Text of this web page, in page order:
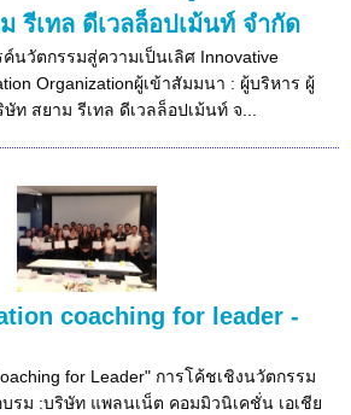
รีเทล ดีเวลล็อปเม้นท์ จำกัด
นวัตกรรมสู่ความเป็นเลิศ Innovative
Organizationผู้เข้าสัมมนา : ผู้บริหาร ผู้
ท สยาม รีเทล ดีเวลล็อปเม้นท์ จ...
coaching for leader -
for Leader" การโค้ชเชิงนวัตกรรม
รม :บริษัท แพลนเน็ต คอมมิวนิเคชั่น เอเชีย